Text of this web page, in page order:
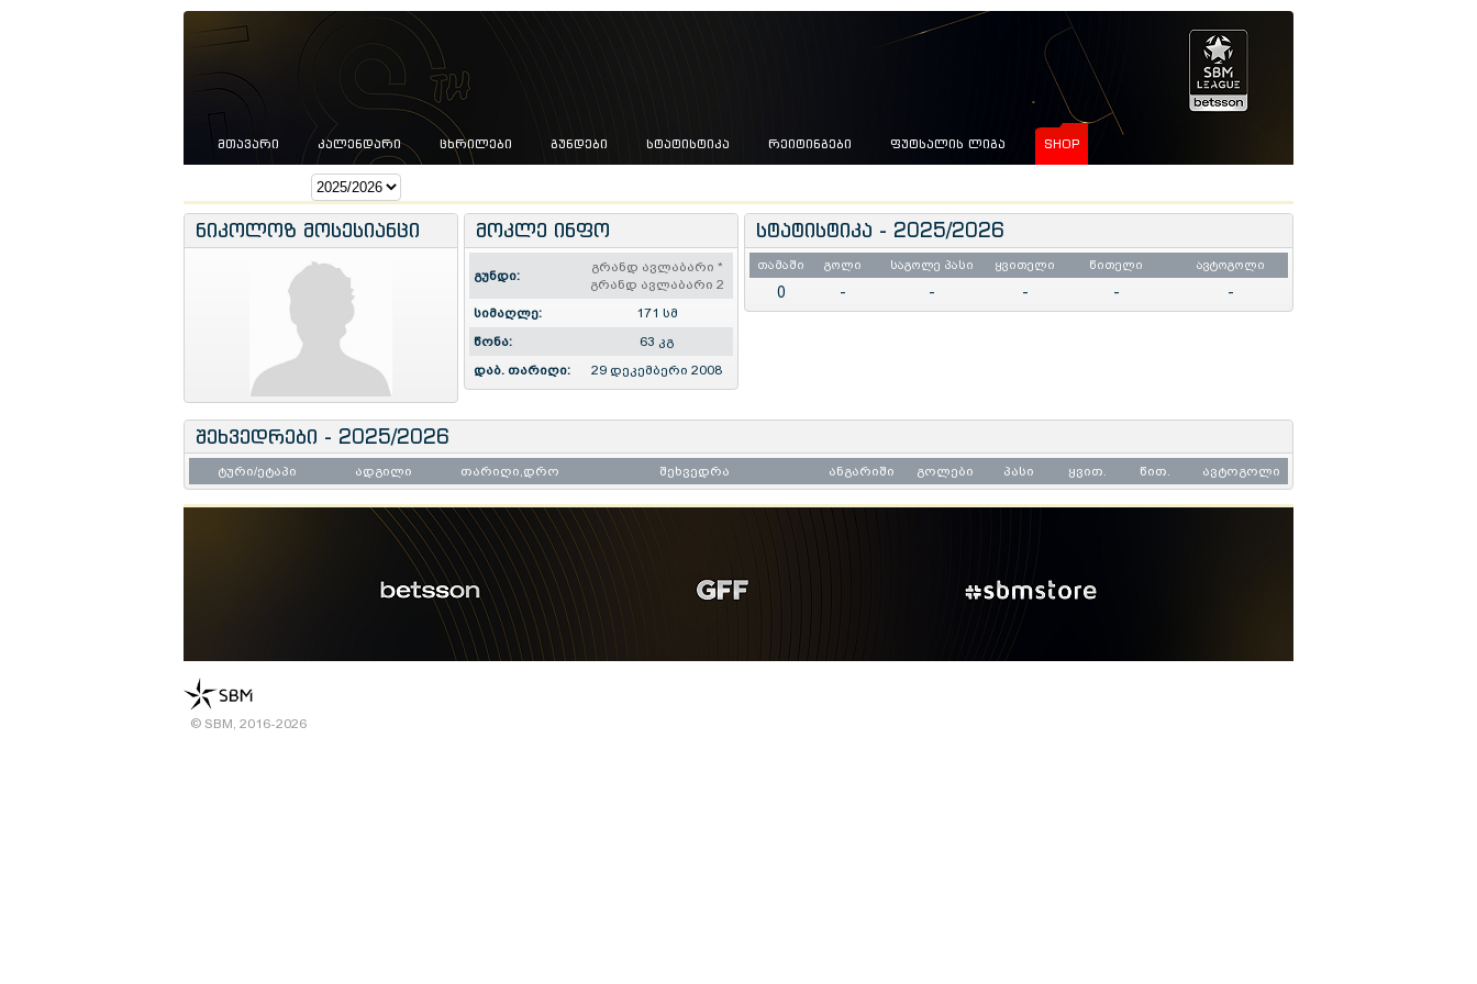
ᲛᲗᲐᲕᲐᲠᲘ ᲙᲐᲚᲔᲜᲓᲐᲠᲘ ᲪᲮᲠᲘᲚᲔᲑᲘ ᲒᲣᲜᲓᲔᲑᲘ ᲡᲢᲐᲢᲘᲡᲢᲘᲙᲐ ᲠᲔᲘᲢᲘᲜᲒᲔᲑᲘ ᲤᲣᲢᲡᲐᲚᲘᲡ ᲚᲘᲒᲐ SHOP
ნიკოლოზ მოსესიანცი მოკლე ინფო
გუნდი:
გრანდ ავლაბარი *
გრანდ ავლაბარი 2
სიმაღლე:
171 სმ
წონა:
63 კგ
დაბ. თარიღი:
29 დეკემბერი 2008
სტატისტიკა - 2025/2026
თამაში გოლი საგოლე პასი ყვითელი წითელი ავტოგოლი
0 - - - - -
შეხვედრები - 2025/2026
ტური/ეტაპი ადგილი თარიღი,დრო შეხვედრა ანგარიში გოლები პასი ყვით. წით. ავტოგოლი
© SBM, 2016-2026